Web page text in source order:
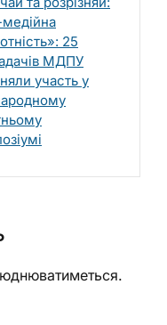
медійна
25
МДПУ
участь у